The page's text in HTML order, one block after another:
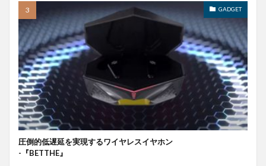
GADGET
圧倒的低遅延を実現するワイヤレスイヤホン
-『BETTHE』